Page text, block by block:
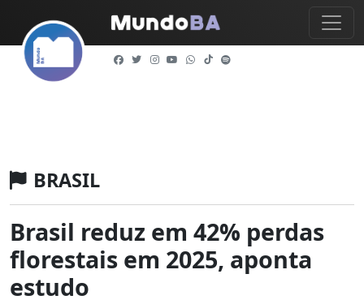
BRASIL
Brasil reduz em 42% perdas
florestais em 2025, aponta
estudo